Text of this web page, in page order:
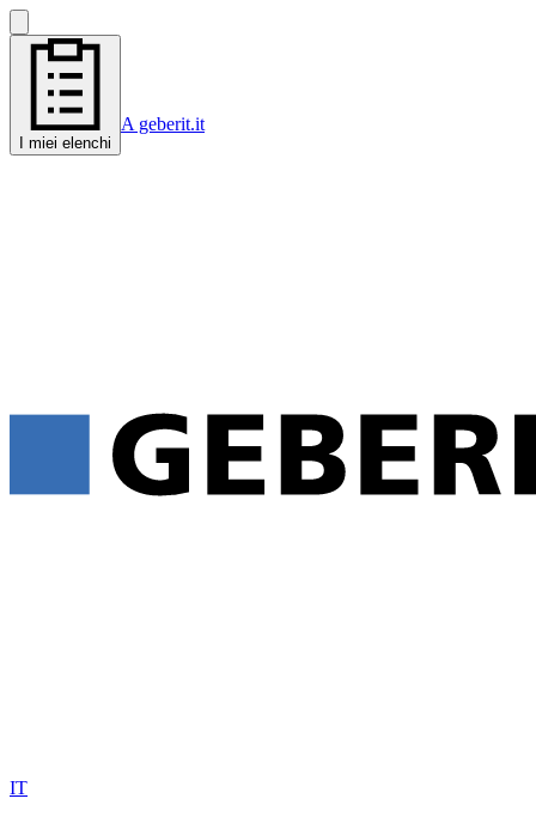
I miei elenchi
A geberit.it
IT